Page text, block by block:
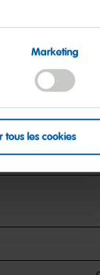
Marketing
tous les cookies
pour
1414kJ /